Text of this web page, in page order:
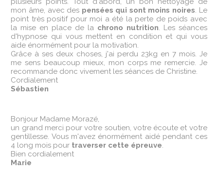
mon âme, avec des pensées qui sont moins noires. Le
point très positif pour moi a été la perte de poids avec
la mise en place de la chrono nutrition. Les séances
d'hypnose qui vous mettent en condition et qui vous
aide énormément pour la motivation.
Grâce à ses deux choses, j'ai perdu 23kg en 7 mois. Je
me sens beaucoup mieux, mon corps me remercie. Je
recommande donc vivement les séances de Christine.
Cordialement
Sébastien
Bonjour Madame Morazé,
un grand merci pour votre soutien, votre écoute et votre
gentillesse. Vous m'avez énormément aidé pendant ces
4 long mois pour traverser cette épreuve.
Bien cordialement
Marie